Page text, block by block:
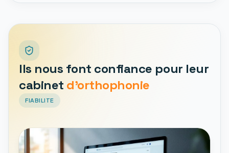
Ils nous font confiance pour leur
cabinet d'orthophonie
FIABILITE